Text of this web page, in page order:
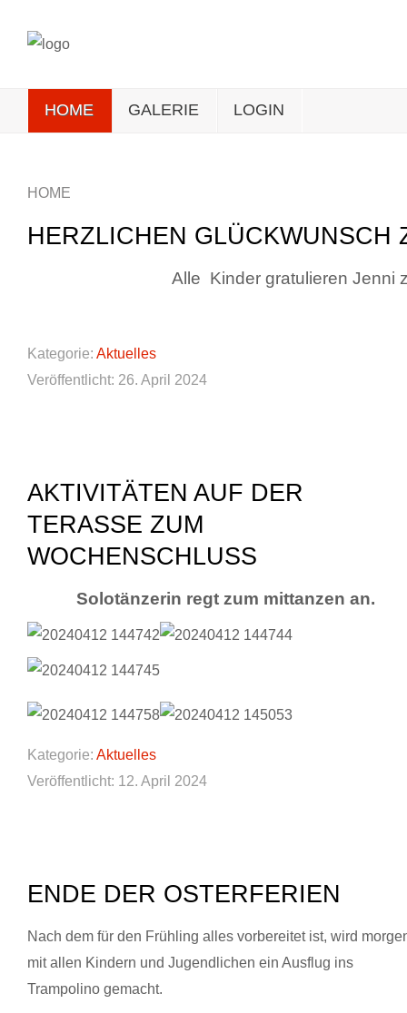
HOME GALERIE LOGIN
HOME
HERZLICHEN GLÜCKWUNSCH
Alle Kinder gratulieren Jenni
Kategorie: Aktuelles
Veröffentlicht: 26. April 2024
AKTIVITÄTEN AUF DER
TERASSE ZUM
WOCHENSCHLUSS
Solotänzerin regt zum mittanzen an.
Kategorie: Aktuelles
Veröffentlicht: 12. April 2024
ENDE DER OSTERFERIEN
Nach dem für den Frühling alles vorbereitet ist, wird
mit allen Kindern und Jugendlichen ein Ausflug ins
Trampolino gemacht.